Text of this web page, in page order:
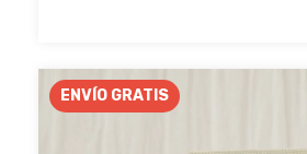
ENVÍO GRATIS